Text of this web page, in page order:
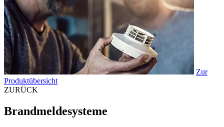
Zur
Produktübersicht
ZURÜCK
Brandmeldesysteme